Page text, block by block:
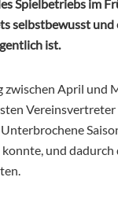
Spielbetriebs im
selbstbewusst
ist.
April und
und